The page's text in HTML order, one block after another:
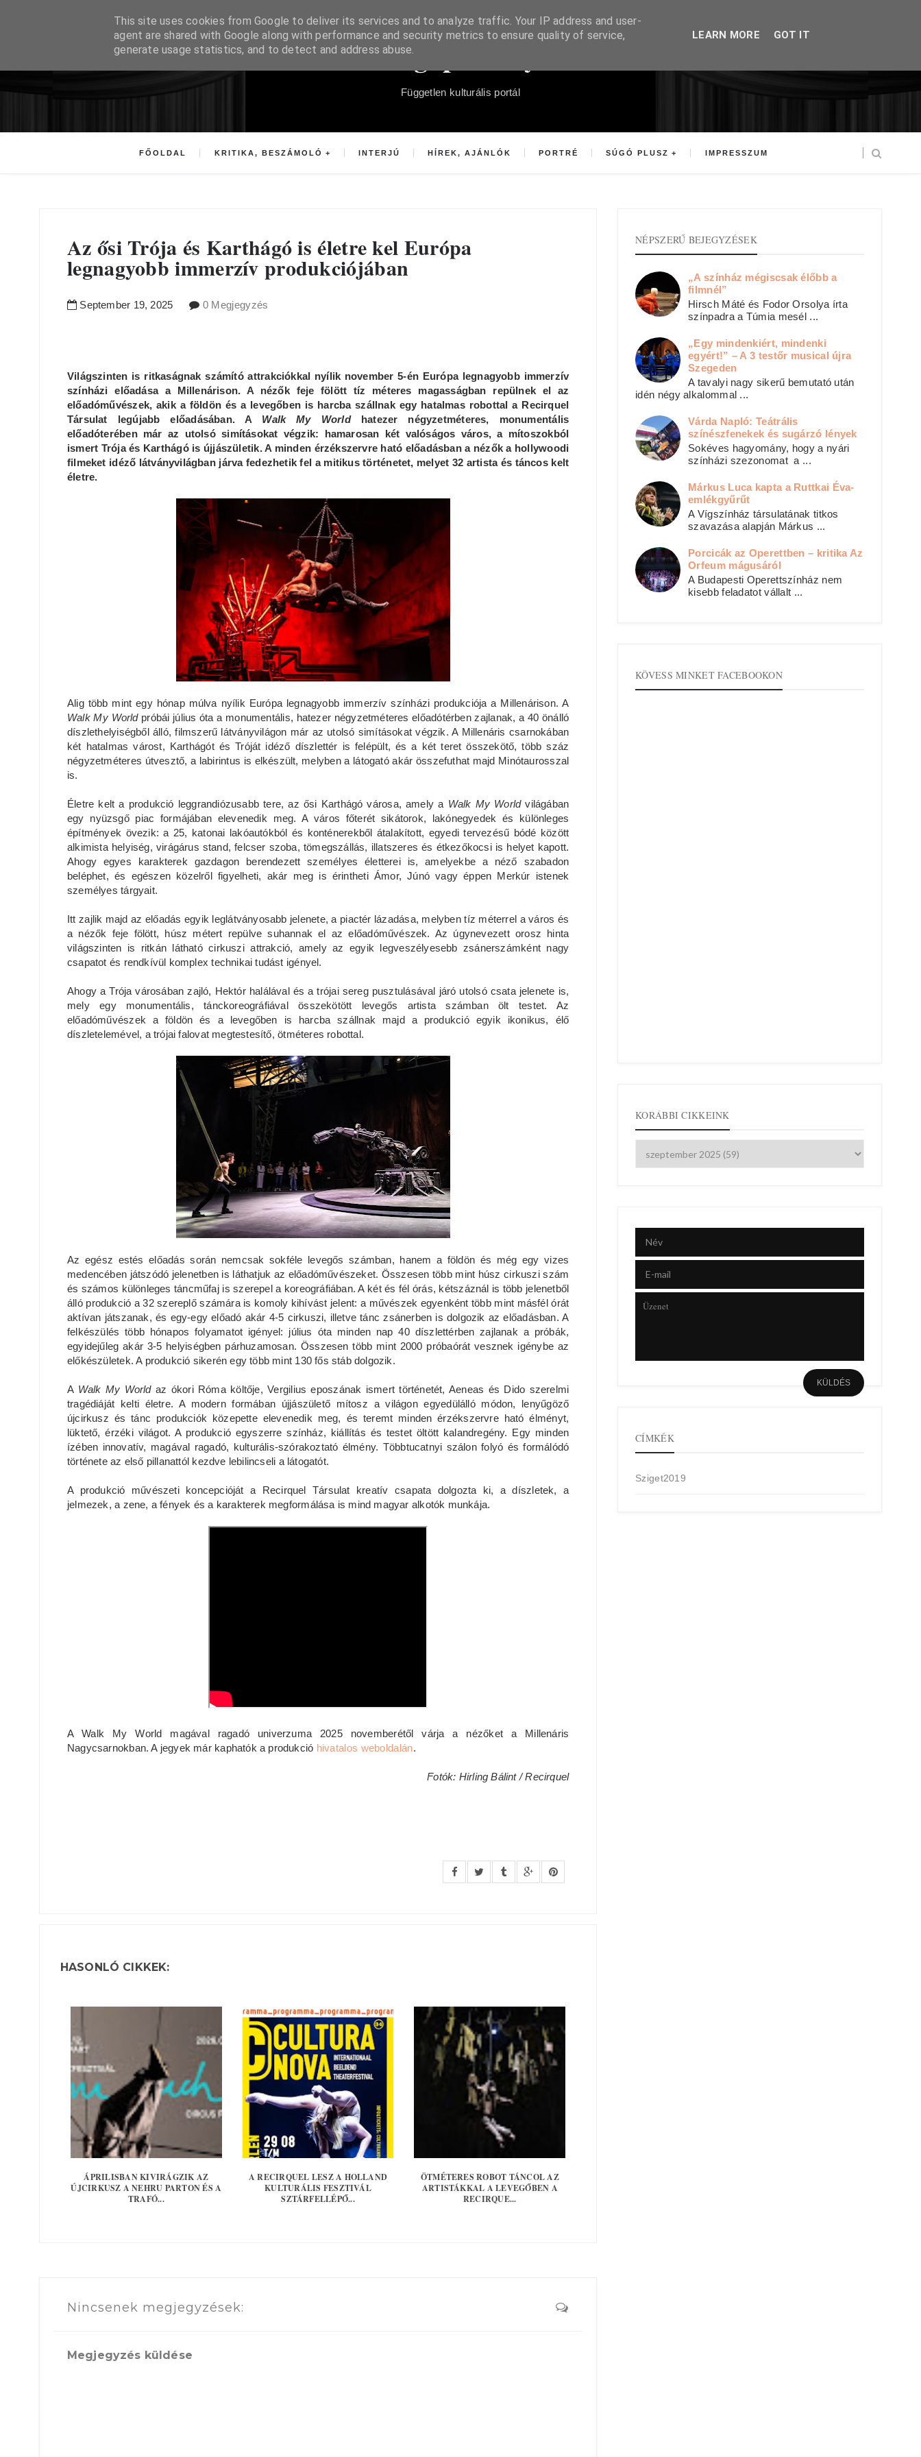
Súgópéldány
Független kulturális portál
FŐOLDAL KRITIKA, BESZÁMOLÓ INTERJÚ HÍREK, AJÁNLÓK PORTRÉ SÚGÓ PLUSZ IMPRESSZUM
Az ősi Trója és Karthágó is életre kel Európa
legnagyobb immerzív produkciójában
September 19, 2025 0 Megjegyzés
Világszinten is ritkaságnak számító attrakciókkal nyílik november 5-én Európa legnagyobb immerzív
színházi előadása a Millenárison. A nézők feje fölött tíz méteres magasságban repülnek el az
előadóművészek, akik a földön és a levegőben is harcba szállnak egy hatalmas robottal a Recirquel
Társulat legújabb előadásában. A Walk My Worldhatezer négyzetméteres, monumentális
előadóterében már az utolsó simításokat végzik: hamarosan két valóságos város, a mítoszokból
ismert Trója és Karthágó is újjászületik. A minden érzékszervre ható előadásban a nézők a hollywoodi
filmeket idéző látványvilágban járva fedezhetik fel a mitikus történetet, melyet 32 artista és táncos kelt
életre.
Alig több mint egy hónap múlva nyílik Európa legnagyobb immerzív színházi produkciója a Millenárison. A
Walk My Worldpróbái július óta a monumentális, hatezer négyzetméteres előadótérben zajlanak, a 40 önálló
díszlethelyiségből álló, filmszerű látványvilágon már az utolsó simításokat végzik. A Millenáris csarnokában
két hatalmas várost, Karthágót és Tróját idéző díszlettér is felépült, és a két teret összekötő, több száz
négyzetméteres útvesztő, a labirintus is elkészült, melyben a látogató akár összefuthat majd Minótaurosszal
is.
Életre kelt a produkció leggrandiózusabb tere, az ősi Karthágó városa, amely a Walk My Worldvilágában
egy nyüzsgő piac formájában elevenedik meg. A város főterét sikátorok, lakónegyedek és különleges
építmények övezik: a 25, katonai lakóautókból és konténerekből átalakított, egyedi tervezésű bódé között
alkimista helyiség, virágárus stand, felcser szoba, tömegszállás, illatszeres és étkezőkocsi is helyet kapott.
Ahogy egyes karakterek gazdagon berendezett személyes életterei is, amelyekbe a néző szabadon
beléphet, és egészen közelről figyelheti, akár meg is érintheti Ámor, Júnó vagy éppen Merkúr istenek
személyes tárgyait.
Itt zajlik majd az előadás egyik leglátványosabb jelenete, a piactér lázadása, melyben tíz méterrel a város és
a nézők feje fölött, húsz métert repülve suhannak el az előadóművészek. Az úgynevezett orosz hinta
világszinten is ritkán látható cirkuszi attrakció, amely az egyik legveszélyesebb zsánerszámként nagy
csapatot és rendkívül komplex technikai tudást igényel.
Ahogy a Trója városában zajló, Hektór halálával és a trójai sereg pusztulásával járó utolsó csata jelenete is,
mely egy monumentális, tánckoreográfiával összekötött levegős artista számban ölt testet. Az
előadóművészek a földön és a levegőben is harcba szállnak majd a produkció egyik ikonikus, élő
díszletelemével, a trójai falovat megtestesítő, ötméteres robottal.
Az egész estés előadás során nemcsak sokféle levegős számban, hanem a földön és még egy vizes
medencében játszódó jelenetben is láthatjuk az előadóművészeket. Összesen több mint húsz cirkuszi szám
és számos különleges táncműfaj is szerepel a koreográfiában. A két és fél órás, kétszáznál is több jelenetből
álló produkció a 32 szereplő számára is komoly kihívást jelent: a művészek egyenként több mint másfél órát
aktívan játszanak, és egy-egy előadó akár 4-5 cirkuszi, illetve tánc zsánerben is dolgozik az előadásban. A
felkészülés több hónapos folyamatot igényel: július óta minden nap 40 díszlettérben zajlanak a próbák,
egyidejűleg akár 3-5 helyiségben párhuzamosan. Összesen több mint 2000 próbaórát vesznek igénybe az
előkészületek. A produkció sikerén egy több mint 130 fős stáb dolgozik.
A Walk My Worldaz ókori Róma költője, Vergilius eposzának ismert történetét, Aeneas és Dido szerelmi
tragédiáját kelti életre. A modern formában újjászülető mítosz a világon egyedülálló módon, lenyűgöző
újcirkusz és tánc produkciók közepette elevenedik meg, és teremt minden érzékszervre ható élményt,
lüktető, érzéki világot. A produkció egyszerre színház, kiállítás és testet öltött kalandregény. Egy minden
ízében innovatív, magával ragadó, kulturális-szórakoztató élmény. Többtucatnyi szálon folyó és formálódó
története az első pillanattól kezdve lebilincseli a látogatót.
A produkció művészeti koncepcióját a Recirquel Társulat kreatív csapata dolgozta ki, a díszletek, a
jelmezek, a zene, a fények és a karakterek megformálása is mind magyar alkotók munkája.
A Walk My World magával ragadó univerzuma 2025 novemberétől várja a nézőket a Millenáris
Nagycsarnokban. A jegyek már kaphatók a produkció hivatalos weboldalán.
Fotók: Hirling Bálint / Recirquel
HASONLÓ CIKKEK:
ÁPRILISBAN KIVIRÁGZIK AZ
ÚJCIRKUSZ A NEHRU PARTON ÉS A
TRAFÓ...
A RECIRQUEL LESZ A HOLLAND
KULTURÁLIS FESZTIVÁL
SZTÁRFELLÉPŐ...
ÖTMÉTERES ROBOT TÁNCOL AZ
ARTISTÁKKAL A LEVEGŐBEN A
RECIRQUE...
Nincsenek megjegyzések:
Megjegyzés küldése
NÉPSZERŰ BEJEGYZÉSEK
„A színház mégiscsak élőbb a
filmnél”
Hirsch Máté és Fodor Orsolya írta
színpadra a Túmia mesél ...
„Egy mindenkiért, mindenki
egyért!” – A 3 testőr musical újra
Szegeden
A tavalyi nagy sikerű bemutató után
idén négy alkalommal ...
Várda Napló: Teátrális
színészfenekek és sugárzó lények
Sokéves hagyomány, hogy a nyári
színházi szezonomat a ...
Márkus Luca kapta a Ruttkai Éva-
emlékgyűrűt
A Vígszínház társulatának titkos
szavazása alapján Márkus ...
Porcicák az Operettben – kritika Az
Orfeum mágusáról
A Budapesti Operettszínház nem
kisebb feladatot vállalt ...
KÖVESS MINKET FACEBOOKON
KORÁBBI CIKKEINK
CÍMKÉK
Sziget2019
This site uses cookies from Google to deliver its services and to analyze traffic. Your IP address and user-
agent are shared with Google along with performance and security metrics to ensure quality of service,
generate usage statistics, and to detect and address abuse.
LEARN MORE GOT IT